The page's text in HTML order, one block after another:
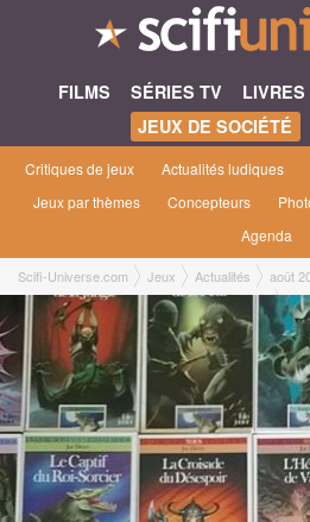
FILMS SÉRIES TV LIVRES
JEUX DE SOCIÉTÉ
Critiques de jeux Actualités ludiques
Jeux par thèmes
Concepteurs
Agenda
Scifi-Universe.com Jeux Actualités
août
Réédition des livres dont vous êtes le héros